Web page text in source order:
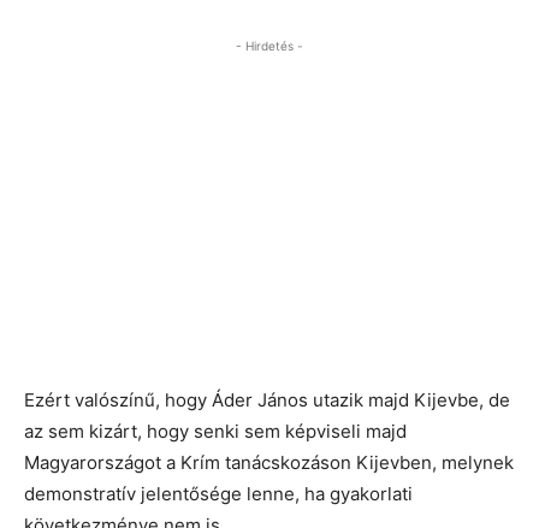
- Hirdetés -
Ezért valószínű, hogy Áder János utazik majd Kijevbe, de
az sem kizárt, hogy senki sem képviseli majd
Magyarországot a Krím tanácskozáson Kijevben, melynek
demonstratív jelentősége lenne, ha gyakorlati